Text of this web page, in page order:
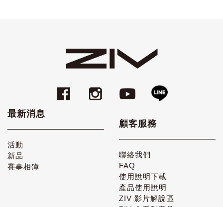
最新消息
活動
新品
賽事相簿
顧客服務
聯絡我們
FAQ
使用說明下載
產品使用說明
ZIV 影片解說區